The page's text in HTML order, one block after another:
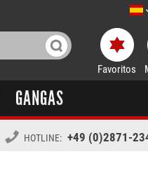
Favoritos
GANGAS
HOTLINE: +49 (0)2871-